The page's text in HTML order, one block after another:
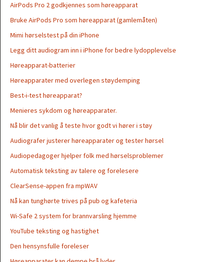
AirPods Pro 2 godkjennes som høreapparat
Bruke AirPods Pro som høreapparat (gamlemåten)
Mimi hørselstest på din iPhone
Legg ditt audiogram inn i iPhone for bedre lydopplevelse
Høreapparat-batterier
Høreapparater med overlegen støydemping
Best-i-test høreapparat?
Menieres sykdom og høreapparater.
Nå blir det vanlig å teste hvor godt vi hører i støy
Audiografer justerer høreapparater og tester hørsel
Audiopedagoger hjelper folk med hørselsproblemer
Automatisk teksting av talere og forelesere
ClearSense-appen fra mpWAV
Nå kan tunghørte trives på pub og kafeteria
Wi-Safe 2 system for brannvarsling hjemme
YouTube teksting og hastighet
Den hensynsfulle foreleser